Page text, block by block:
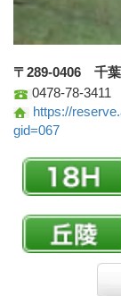
〒289-0406 千
0478-78-3411
https://
gid=067